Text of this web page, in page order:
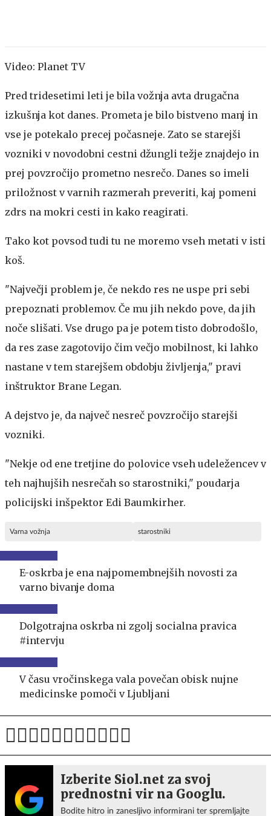
Video: Planet TV
Pred tridesetimi leti je bila vožnja avta drugačna
izkušnja kot danes. Prometa je bilo bistveno manj in
vse je potekalo precej počasneje. Zato se starejši
vozniki v novodobni cestni džungli težje znajdejo in
prej povzročijo prometno nesrečo. Danes so imeli
priložnost v varnih razmerah preveriti, kaj pomeni
zdrs na mokri cesti in kako reagirati.
Tako kot povsod tudi tu ne moremo vseh metati v isti
koš.
"Največji problem je, če nekdo res ne uspe pri sebi
prepoznati problemov. Če mu jih nekdo pove, da jih
noče slišati. Vse drugo pa je potem tisto dobrodošlo,
da res zase zagotovijo čim večjo mobilnost, ki lahko
nastane v tem starejšem obdobju življenja," pravi
inštruktor Brane Legan.
A dejstvo je, da največ nesreč povzročijo starejši
vozniki.
"Nekje od ene tretjine do polovice vseh udeležencev v
teh najhujših nesrečah so starostniki," poudarja
policijski inšpektor Edi Baumkirher.
Varna vožnja starostniki
E-oskrba je ena najpomembnejših novosti za
varno bivanje doma
Dolgotrajna oskrba ni zgolj socialna pravica
#intervju
V času vročinskega vala povečan obisk nujne
medicinske pomoči v Ljubljani
Izberite Siol.net za svoj
prednostni vir na Googlu.
Bodite hitro in zanesljivo informirani ter spremljajte